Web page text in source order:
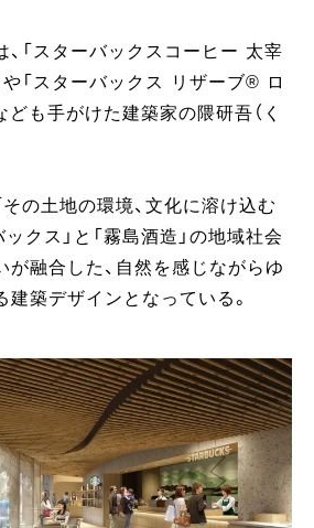
「スターバックスコーヒー 太宰
や「スターバックス リザーブ® ロ
ども手がけた建築家の隈研吾（く
の土地の環境、文化に溶け込む
ックス」と「霧島酒造」の地域社会
が融合した、自然を感じながらゆ
建築デザインとなっている。